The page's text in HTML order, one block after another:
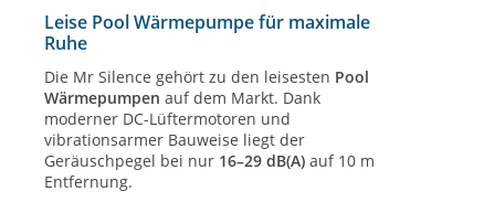
Leise Pool Wärmepumpe für maximale
Ruhe
Die Mr Silence gehört zu den leisesten Pool
Wärmepumpen auf dem Markt. Dank
moderner DC-Lüftermotoren und
vibrationsarmer Bauweise liegt der
Geräuschpegel bei nur 16–29 dB(A) auf 10 m
Entfernung.